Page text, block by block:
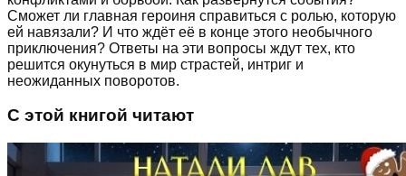
Сможет ли главная героиня справиться с ролью, которую
ей навязали? И что ждёт её в конце этого необычного
приключения? Ответы на эти вопросы ждут тех, кто
решится окунуться в мир страстей, интриг и
неожиданных поворотов.
С этой книгой читают